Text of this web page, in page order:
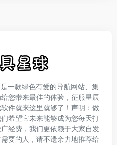
一款绿色有爱的导航网站、集
您带来最佳的体验，征服星辰
件就来这里就够了！声明：做
希望它未来能够成为您每天打
经费，我们更依赖于大家自发
要的人，请不遗余力地推荐给